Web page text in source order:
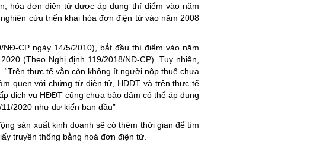
hóa đơn điện tử được áp dụng thí điểm vào năm
cứu triển khai hóa đơn điện tử vào năm 2008
CP ngày 14/5/2010), bắt đầu thí điểm vào năm
(Theo Nghị định 119/2018/NĐ-CP). Tuy nhiên,
thực tế vẫn còn không ít người nộp thuế chưa
quen với chứng từ điện tử, HĐĐT và trên thực tế
dịch vụ HĐĐT cũng chưa bảo đảm có thể áp dụng
2020 như dự kiến ban đầu”
sản xuất kinh doanh sẽ có thêm thời gian để tìm
truyền thống bằng hoá đơn điện tử.